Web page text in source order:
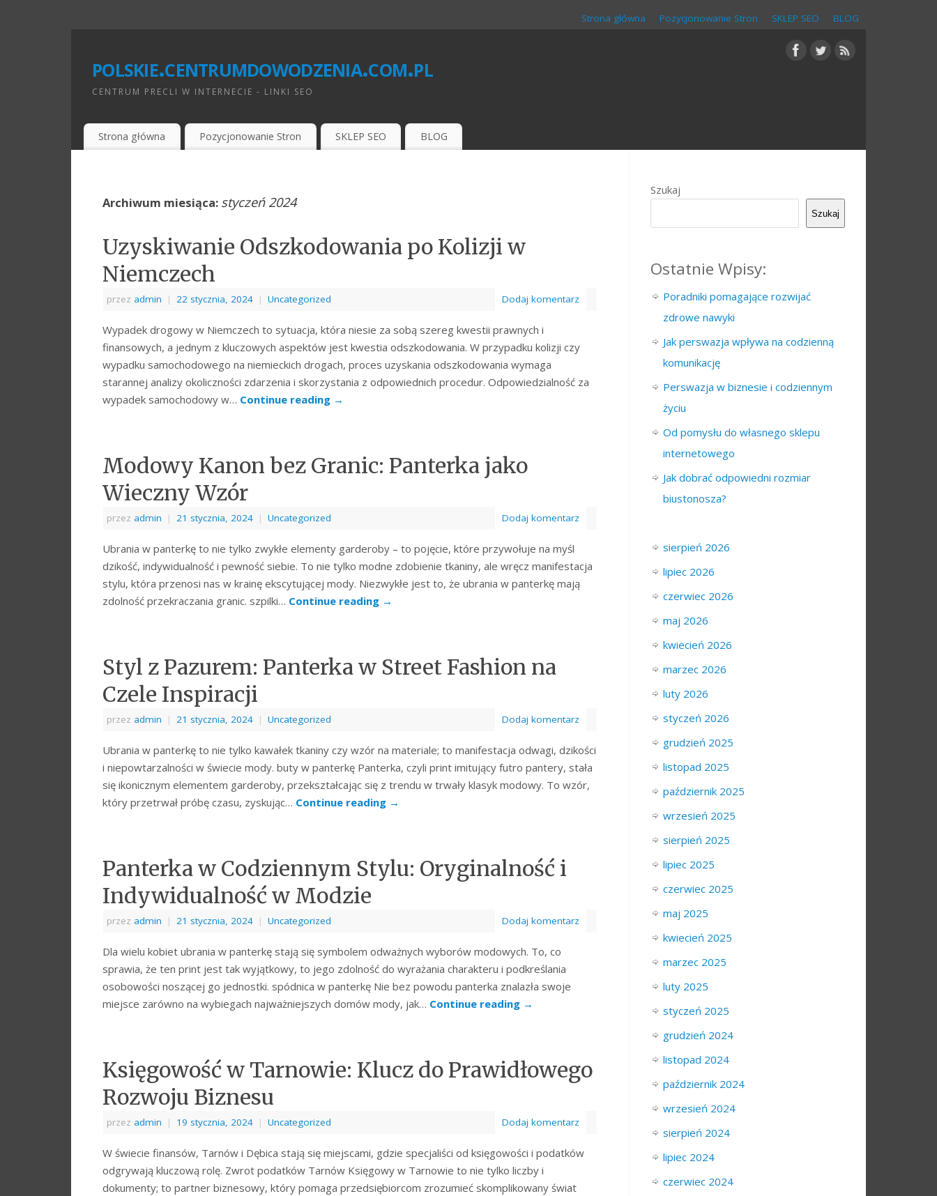
Strona główna Pozycjonowanie Stron SKLEP SEO BLOG
polskie.centrumdowodzenia.com.pl
CENTRUM PRECLI W INTERNECIE - LINKI SEO
Strona główna Pozycjonowanie Stron SKLEP SEO BLOG
Archiwum miesiąca: styczeń 2024
Uzyskiwanie Odszkodowania po Kolizji w
Niemczech
przez admin | 22 stycznia, 2024 | Uncategorized Dodaj komentarz
Wypadek drogowy w Niemczech to sytuacja, która niesie za sobą szereg kwestii prawnych i
finansowych, a jednym z kluczowych aspektów jest kwestia odszkodowania. W przypadku kolizji czy
wypadku samochodowego na niemieckich drogach, proces uzyskania odszkodowania wymaga
starannej analizy okoliczności zdarzenia i skorzystania z odpowiednich procedur. Odpowiedzialność za
wypadek samochodowy w… Continue reading →
Modowy Kanon bez Granic: Panterka jako
Wieczny Wzór
przez admin | 21 stycznia, 2024 | Uncategorized Dodaj komentarz
Ubrania w panterkę to nie tylko zwykłe elementy garderoby – to pojęcie, które przywołuje na myśl
dzikość, indywidualność i pewność siebie. To nie tylko modne zdobienie tkaniny, ale wręcz manifestacja
stylu, która przenosi nas w krainę ekscytującej mody. Niezwykłe jest to, że ubrania w panterkę mają
zdolność przekraczania granic. szpilki… Continue reading →
Styl z Pazurem: Panterka w Street Fashion na
Czele Inspiracji
przez admin | 21 stycznia, 2024 | Uncategorized Dodaj komentarz
Ubrania w panterkę to nie tylko kawałek tkaniny czy wzór na materiale; to manifestacja odwagi, dzikości
i niepowtarzalności w świecie mody. buty w panterkę Panterka, czyli print imitujący futro pantery, stała
się ikonicznym elementem garderoby, przekształcając się z trendu w trwały klasyk modowy. To wzór,
który przetrwał próbę czasu, zyskując… Continue reading →
Panterka w Codziennym Stylu: Oryginalność i
Indywidualność w Modzie
przez admin | 21 stycznia, 2024 | Uncategorized Dodaj komentarz
Dla wielu kobiet ubrania w panterkę stają się symbolem odważnych wyborów modowych. To, co
sprawia, że ten print jest tak wyjątkowy, to jego zdolność do wyrażania charakteru i podkreślania
osobowości noszącej go jednostki. spódnica w panterkę Nie bez powodu panterka znalazła swoje
miejsce zarówno na wybiegach najważniejszych domów mody, jak… Continue reading →
Księgowość w Tarnowie: Klucz do Prawidłowego
Rozwoju Biznesu
przez admin | 19 stycznia, 2024 | Uncategorized Dodaj komentarz
W świecie finansów, Tarnów i Dębica stają się miejscami, gdzie specjaliści od księgowości i podatków
odgrywają kluczową rolę. Zwrot podatków Tarnów Księgowy w Tarnowie to nie tylko liczby i
dokumenty; to partner biznesowy, który pomaga przedsiębiorcom zrozumieć skomplikowany świat
Szukaj
Szukaj
Ostatnie Wpisy:
Poradniki pomagające rozwijać
zdrowe nawyki
Jak perswazja wpływa na codzienną
komunikację
Perswazja w biznesie i codziennym
życiu
Od pomysłu do własnego sklepu
internetowego
Jak dobrać odpowiedni rozmiar
biustonosza?
sierpień 2026
lipiec 2026
czerwiec 2026
maj 2026
kwiecień 2026
marzec 2026
luty 2026
styczeń 2026
grudzień 2025
listopad 2025
październik 2025
wrzesień 2025
sierpień 2025
lipiec 2025
czerwiec 2025
maj 2025
kwiecień 2025
marzec 2025
luty 2025
styczeń 2025
grudzień 2024
listopad 2024
październik 2024
wrzesień 2024
sierpień 2024
lipiec 2024
czerwiec 2024